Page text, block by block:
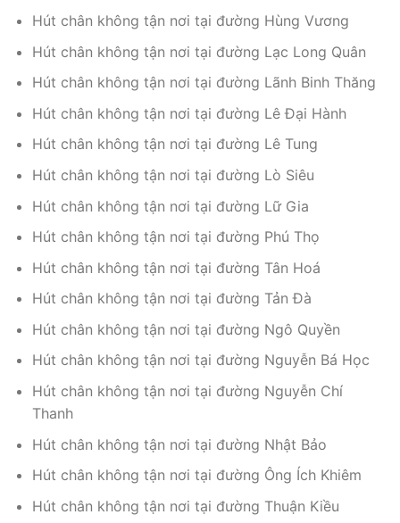
Hút chân không tận nơi tại đường Hùng Vương
Hút chân không tận nơi tại đường Lạc Long Quân
Hút chân không tận nơi tại đường Lãnh Binh Thăng
Hút chân không tận nơi tại đường Lê Đại Hành
Hút chân không tận nơi tại đường Lê Tung
Hút chân không tận nơi tại đường Lò Siêu
Hút chân không tận nơi tại đường Lữ Gia
Hút chân không tận nơi tại đường Phú Thọ
Hút chân không tận nơi tại đường Tân Hoá
Hút chân không tận nơi tại đường Tản Đà
Hút chân không tận nơi tại đường Ngô Quyền
Hút chân không tận nơi tại đường Nguyễn Bá Học
Hút chân không tận nơi tại đường Nguyễn Chí
Thanh
Hút chân không tận nơi tại đường Nhật Bảo
Hút chân không tận nơi tại đường Ông Ích Khiêm
Hút chân không tận nơi tại đường Thuận Kiều